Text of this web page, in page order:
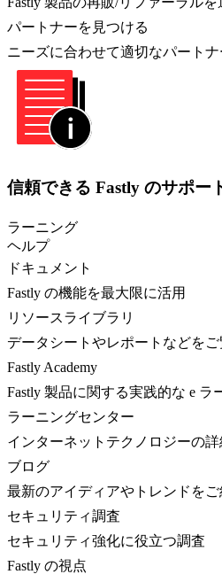
パートナーを見つける
ニーズに合わせて適切なパート
信頼できる Fastly のサポー
ラーニング
ヘルプ
ドキュメント
Fastly の機能を最大限に活用
リソースライブラリ
データシートやレポートなどを
Fastly Academy
Fastly 製品に関する実践的な e ラ
ラーニングセンター
インターネットテクノロジーの詳
ブログ
最新のアイディアやトレンドをご
セキュリティ調査
セキュリティ強化に役立つ調査
Fastly の視点